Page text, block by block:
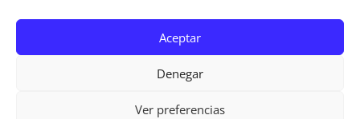
Aceptar
Denegar
Ver preferencias
Polítiques de Cookies
Barcelona |Pàgina Web dissenyada per